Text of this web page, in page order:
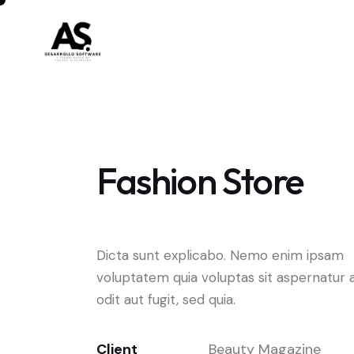
Fashion Store
Dicta sunt explicabo. Nemo enim ipsam
voluptatem quia voluptas sit aspernatur
odit aut fugit, sed quia.
Client Beauty Magazine